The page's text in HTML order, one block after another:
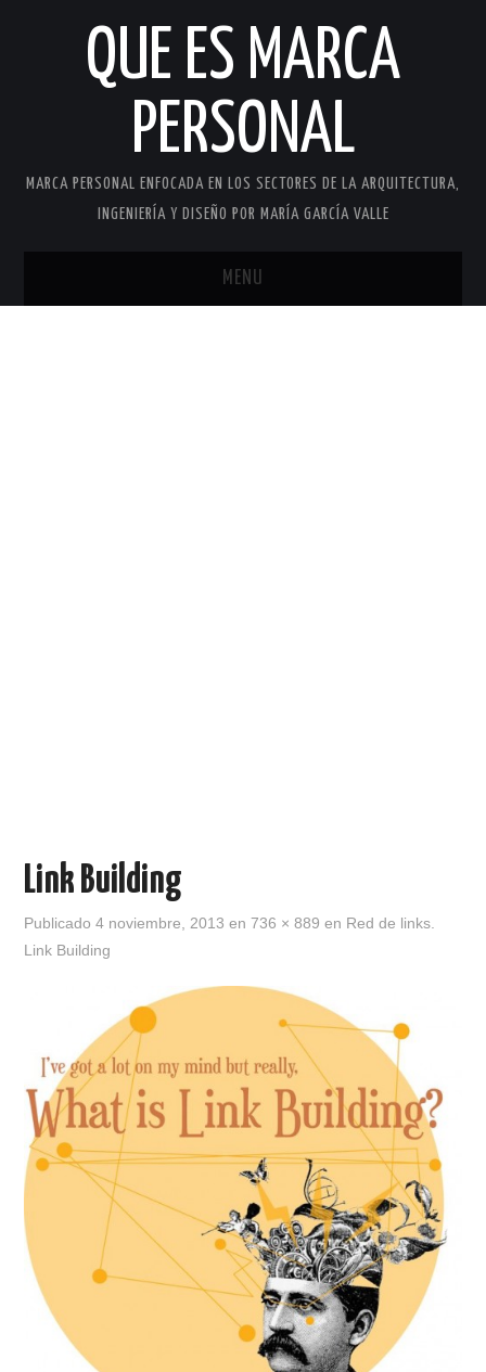
QUE ES MARCA
PERSONAL
MARCA PERSONAL ENFOCADA EN LOS SECTORES DE LA ARQUITECTURA,
INGENIERÍA Y DISEÑO POR MARÍA GARCÍA VALLE
MENU
Link Building
Publicado4 noviembre, 2013 en736 × 889 en Red de links.
Link Building